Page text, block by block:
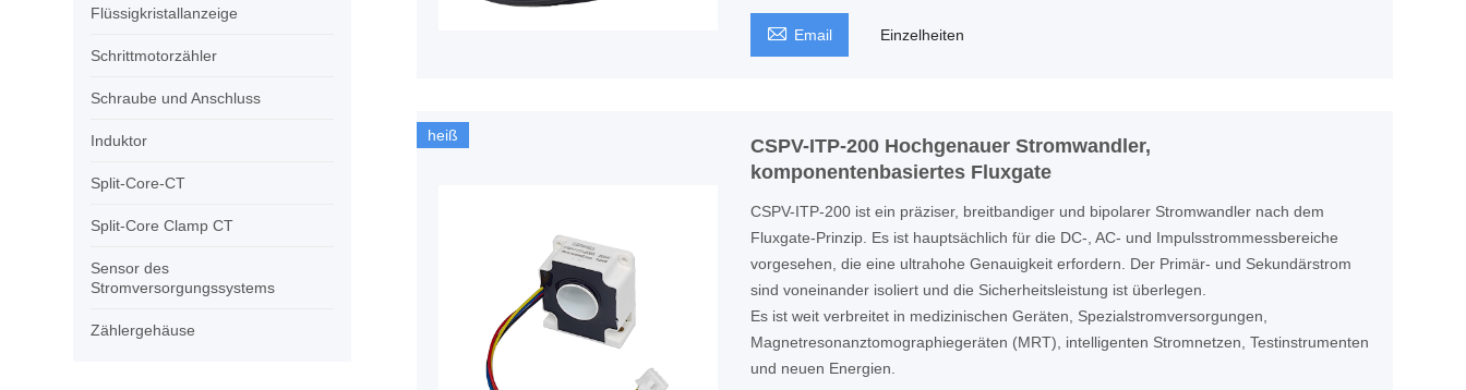
 Email Einzelheiten
heiß
CSPV-ITP-200 Hochgenauer Stromwandler,
komponentenbasiertes Fluxgate
CSPV-ITP-200 ist ein präziser, breitbandiger und bipolarer Stromwandler nach dem
Fluxgate-Prinzip. Es ist hauptsächlich für die DC-, AC- und Impulsstrommessbereiche
vorgesehen, die eine ultrahohe Genauigkeit erfordern. Der Primär- und Sekundärstrom
sind voneinander isoliert und die Sicherheitsleistung ist überlegen.
Es ist weit verbreitet in medizinischen Geräten, Spezialstromversorgungen,
Magnetresonanztomographiegeräten (MRT), intelligenten Stromnetzen, Testinstrumenten
und neuen Energien.
Flüssigkristallanzeige
Schrittmotorzähler
Schraube und Anschluss
Induktor
Split-Core-CT
Split-Core Clamp CT
Sensor des
Stromversorgungssystems
Zählergehäuse